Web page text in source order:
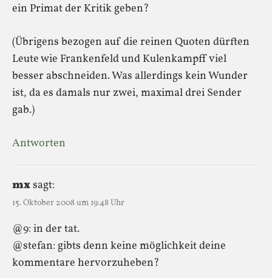
ein Primat der Kritik geben?
(Übrigens bezogen auf die reinen Quoten dürften
Leute wie Frankenfeld und Kulenkampff viel
besser abschneiden. Was allerdings kein Wunder
ist, da es damals nur zwei, maximal drei Sender
gab.)
Antworten
mxsagt:
15. Oktober 2008 um 19:48 Uhr
@9: in der tat.
@stefan: gibts denn keine möglichkeit deine
kommentare hervorzuheben?